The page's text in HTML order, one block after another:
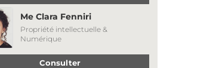
Me Clara Fenniri
Propriété intellectuelle &
Numérique
Consulter